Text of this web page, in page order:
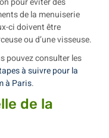
de la menuiserie
ci doivent être
ou d’une visseuse.
pouvez consulter les
à suivre pour la
à Paris.
de la